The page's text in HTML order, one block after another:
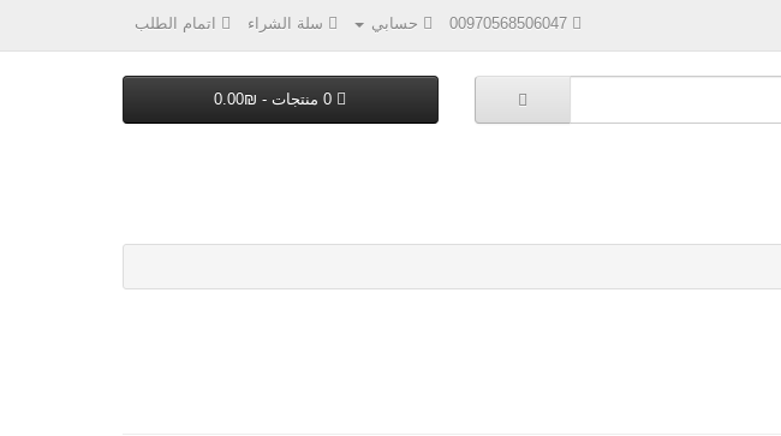
00970568506047 حسابي سلة الشراء اتمام الطلب
0 منتجات - ₪0.00